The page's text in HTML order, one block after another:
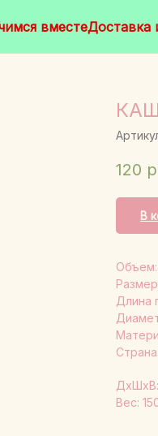
вместеДоставка
120
В
Объем:
Длина
ДxШxВ:
Вес: